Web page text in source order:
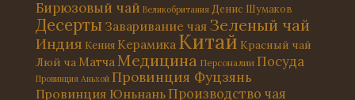
Бирюзовый чай Великобритания Денис Шумаков
Десерты Заваривание чая Зеленый чай
Индия Кения Керамика Китай Красный чай
Люй ча Матча Медицина Персоналии Посуда
Провинция Аньхой Провинция Фуцзянь
Провинция Юньнань Производство чая